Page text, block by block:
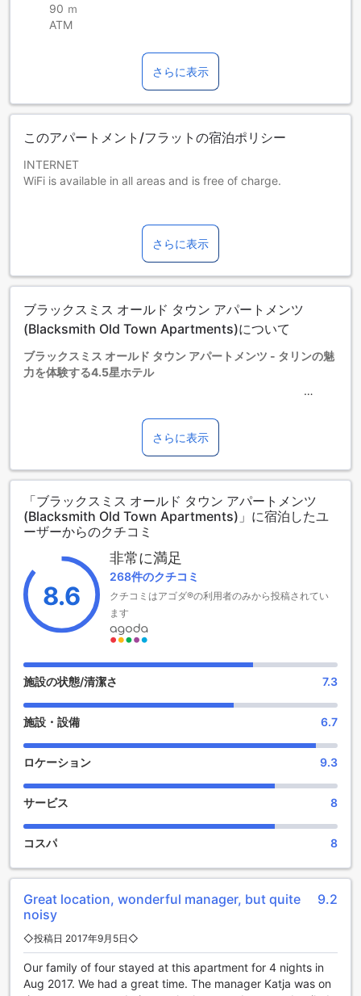
90 ｍ
ATM
さらに表示
このアパートメント/フラットの宿泊ポリシー
INTERNET
WiFi is available in all areas and is free of charge.
Pets are allowed. No extra charges.
CHILDREN AND EXTRA BED POLICY
Children of any age are allowed.
using an available cot.
Children up to and including 3 years old stay for free when
person per night when using an existing bed.
People 12 years old and over stay for € 10 per person per
night when using an available extra bed.
Any type of extra bed or child's cot/crib is upon request
Supplements are not calculated automatically in the total
costs and will have to be paid for separately during your
stay.
さらに表示
ブラックスミス オールド タウン アパートメンツ
(Blacksmith Old Town Apartments)について
ブラックスミス オールド タウン アパートメンツ - タリンの魅
力を体験する4.5星ホテル
タリンの歴史ある旧市街に位置するブラックスミス オールド
タウン アパートメンツは、洗練された快適さとエレガンスを
兼ね備えた4.5星の宿泊施設です。このアパートメントホテル
は、観光名所へのアクセスが良好で、エストニアの文化と歴
史を存分に楽しむことができます。美しい街並みを散策した
り、地元のレストランでグルメを堪能したりするのに最適な
ロケーションです。
チェックインは午後2時から可能で、チェックアウトは正午12
時までとなっていますので、ゆったりとした時間を過ごすこ
とができます。また、ブラックスミス オールド タウン アパー
トメンツでは、0歳から3歳のお子様は無料で宿泊できるた
め、家族旅行にもぴったりの選択肢です。快適な宿泊環境と
便利な施設が整ったこのホテルで、特別なひとときをお過ご
しください。
ブラックスミス オールド タウン アパートメンツの便利な施設
滞在をサポートするために、さまざまな便利な施設が整って
います。まず、館内の公共エリアでは無料のWi-Fiが利用でき
るため、観光情報の検索やSNSへの投稿もスムーズに行えま
す。また、全室に無料Wi-Fiが完備されており、プライベート
旅行中も大切な連絡を絶やさず、快適に過ごせる環境が整っ
ています。
さらに、ブラックスミス オールド タウン アパートメンツで
は、エクスプレスチェックイン/チェックアウトのサービスを
待ち時間を避け、スムーズにチェックイン・チェックアウト
できます。これらの便利な施設が、滞在をより快適で充実し
たものにしてくれることでしょう。
ブラックスミス オールド タウン アパートメンツの客室設備
ブラックスミス オールド タウン アパートメンツでは、快適な
さらに表示
「ブラックスミス オールド タウン アパートメンツ
(Blacksmith Old Town Apartments)」に宿泊したユ
ーザーからのクチコミ
8.6
非常に満足
268件のクチコミ
クチコミはアゴダ®の利用者のみから投稿されてい
ます
施設の状態/清潔さ 7.3
施設・設備 6.7
ロケーション 9.3
サービス 8
コスパ 8
Great location, wonderful manager, but quite
noisy
9.2
◇投稿日 2017年9月5日◇
Our family of four stayed at this apartment for 4 nights in
Aug 2017. We had a great time. The manager Katja was on